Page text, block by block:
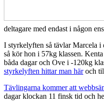
deltagare med endast i någon
I styrkelyften så tävlar Marcela i
så kör hon i 57kg klassen.
båda dagar och Ove i -120kg
styrkelyften hittar man häroch
Tävlingarna kommer att
dagar klockan 11 finsk tid och